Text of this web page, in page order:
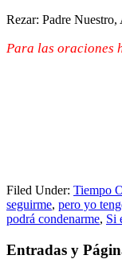
Rezar: Padre
Para las oraciones
Filed Under: Tiempo
seguirme, pero yo
podrá condenarme, Si
Entradas y